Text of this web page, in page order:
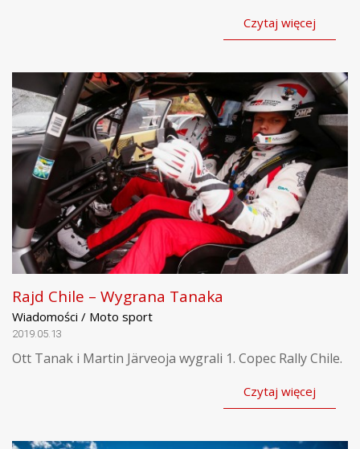
Czytaj więcej
Rajd Chile – Wygrana Tanaka
Wiadomości / Moto sport
2019.05.13
Ott Tanak i Martin Järveoja wygrali 1. Copec Rally Chile.
Czytaj więcej